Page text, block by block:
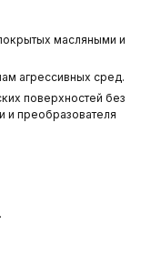
масляными и
агрессивных сред.
поверхностей без
и преобразователя